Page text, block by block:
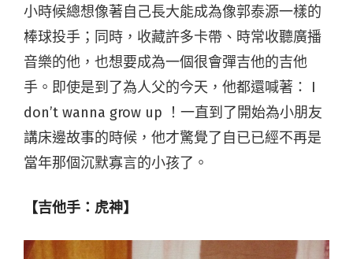
小時候總想像著自己長大能成為像郭泰源一樣的
棒球投手；同時，收藏許多卡帶、時常收聽廣播
音樂的他，也想要成為一個很會彈吉他的吉他
手。即使是到了為人父的今天，他都還喊著： I
don’t wanna grow up ！一直到了開始為小朋友
講床邊故事的時候，他才驚覺了自已已經不再是
當年那個沉默寡言的小孩了。
【吉他手：虎神】